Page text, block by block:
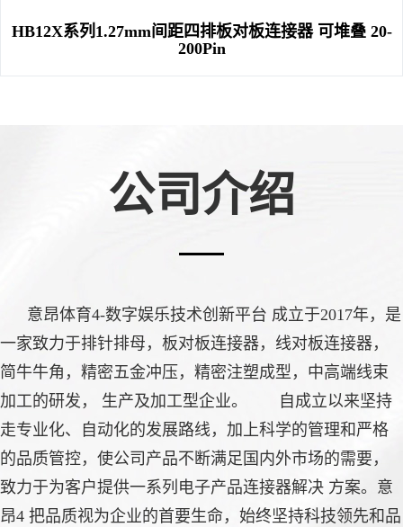
HB12X系列1.27mm间距四排板对板连接器 可堆叠 20-
200Pin
公司介绍
意昂体育4-数字娱乐技术创新平台 成立于2017年，是
一家致力于排针排母，板对板连接器，线对板连接器，
简牛牛角，精密五金冲压，精密注塑成型，中高端线束
加工的研发， 生产及加工型企业。 自成立以来坚持
走专业化、自动化的发展路线，加上科学的管理和严格
的品质管控，使公司产品不断满足国内外市场的需要，
致力于为客户提供一系列电子产品连接器解决 方案。意
昂4 把品质视为企业的首要生命，始终坚持科技领先和品